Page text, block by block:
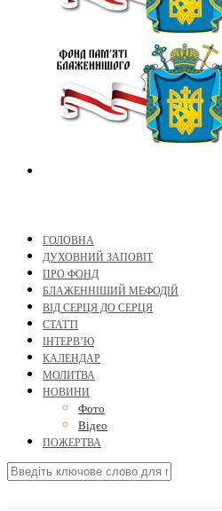
ГОЛОВНА
ДУХОВНИЙ ЗАПОВІТ
ПРО ФОНД
БЛАЖЕННІШИЙ МЕФОДІЙ
ВІД СЕРЦЯ ДО СЕРЦЯ
СТАТТІ
ІНТЕРВ’Ю
КАЛЕНДАР
МОЛИТВА
НОВИНИ
Фото
Відео
ПОЖЕРТВА